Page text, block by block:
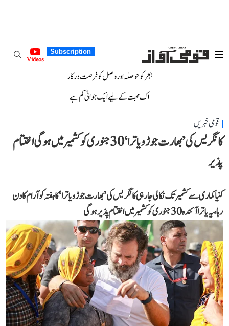
Subscription
Videos
ہجر کو حوصلہ اور وصل کو فرصت درکار
اک محبت کے لیے ایک جوانی کم ہے
قومی خبریں
کانگریس کی ’بھارت جوڑو یاترا‘ 30 جنوری کو کشمیر میں ہوگی اختتام
پذیر
کنیا کماری سے کشمیر تک نکالی جا رہی کانگریس کی ’بھارت جوڑو یاترا‘ کا ہفتہ کو آرام کا دن
رہا، یہ یاترا آئندہ 30 جنوری کو کشمیر میں اختتام پذیر ہوگی